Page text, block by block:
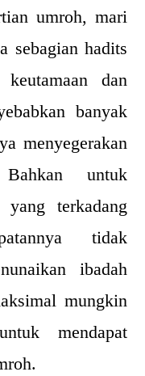
umroh, mari
sebagian hadits
dan
banyak
menyegerakan
untuk
yang terkadang
tidak
ibadah
mungkin
mendapat